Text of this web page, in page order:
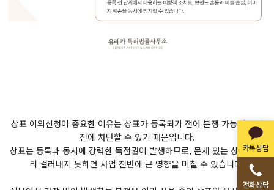
카톡상담
전화상담
상표 이의신청이 중요한 이유는 상표가 등록되기 전에 분쟁 가능성을 사
전에 차단할 수 있기 때문입니다.
상표는 등록과 동시에 강력한 독점권이 발생하므로, 문제 있는 상표를 미
리 걸러내지 못하면 사업 전반에 큰 영향을 미칠 수 있습니다.